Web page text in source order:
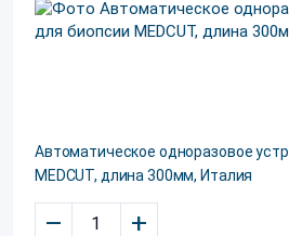
Автоматическое одноразовое
MEDCUT, длина 300мм, Италия
– +